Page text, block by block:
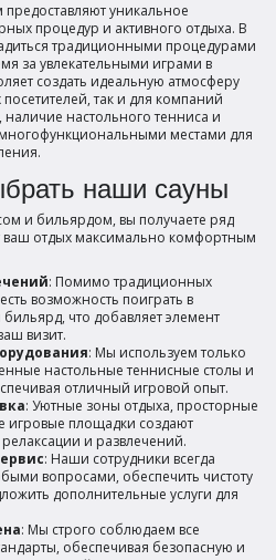
уникальное
процедур и активного отдыха. В
традиционными процедурами
за увлекательными играми в
создать идеальную атмосферу
так и для компаний
настольного тенниса и
местами для
наши сауны
и бильярдом, вы получаете ряд
ваш отдых максимально комфортным
: Помимо традиционных
возможность поиграть в
что добавляет элемент
визит.
: Мы используем только
настольные теннисные столы и
отличный игровой опыт.
: Уютные зоны отдыха, просторные
игровые площадки создают
и развлечений.
: Наши сотрудники всегда
вопросами, обеспечить чистоту
дополнительные услуги для
: Мы строго соблюдаем все
обеспечивая безопасную и